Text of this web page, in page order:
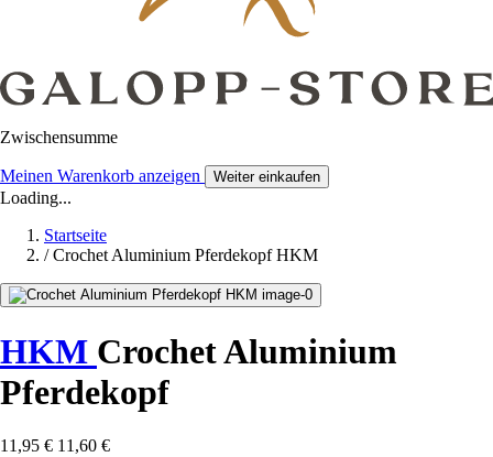
Zwischensumme
Meinen Warenkorb anzeigen Weiter einkaufen
Loading...
Startseite
/ Crochet Aluminium Pferdekopf HKM
HKM Crochet Aluminium
Pferdekopf
11,95 € 11,60 €